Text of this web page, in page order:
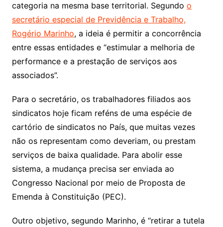
categoria na mesma base territorial. Segundo o
secretário especial de Previdência e Trabalho,
Rogério Marinho, a ideia é permitir a concorrência
entre essas entidades e “estimular a melhoria de
performance e a prestação de serviços aos
associados”.
Para o secretário, os trabalhadores filiados aos
sindicatos hoje ficam reféns de uma espécie de
cartório de sindicatos no País, que muitas vezes
não os representam como deveriam, ou prestam
serviços de baixa qualidade. Para abolir esse
sistema, a mudança precisa ser enviada ao
Congresso Nacional por meio de Proposta de
Emenda à Constituição (PEC).
Outro objetivo, segundo Marinho, é “retirar a tutela